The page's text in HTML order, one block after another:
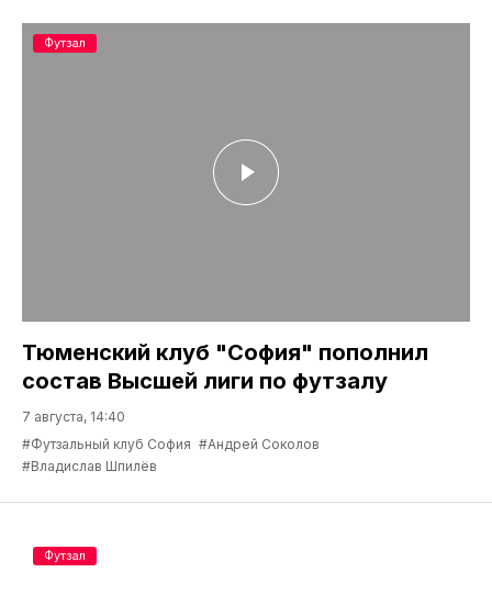
Тюменский клуб "София" пополнил
состав Высшей лиги по футзалу
7 августа, 14:40
#Футзальный клуб София #Андрей Соколов
#Владислав Шпилёв
Футзал
Футзал